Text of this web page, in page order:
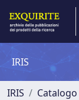
IRIS
IRIS